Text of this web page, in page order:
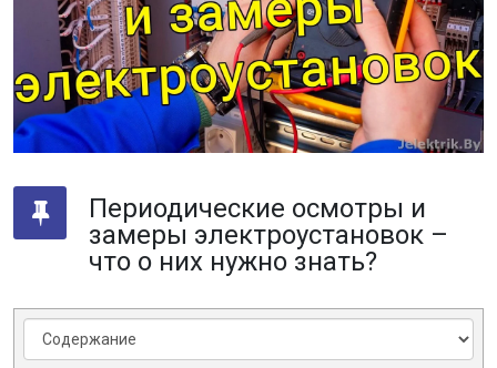
Периодические осмотры и
замеры электроустановок –
что о них нужно знать?